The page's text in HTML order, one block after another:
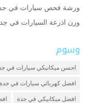
ورشة فحص سيارات في
وزن اذرعة السيارات في
وسوم
احسن ميكانيكي سيارات في
افضل كهربائي سيارات في جدة
افضل ميكانيكي في جدة